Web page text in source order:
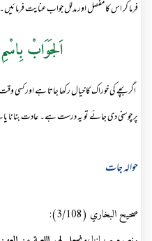
فرما کر اس کا مفصل اور مدلل جواب عنایت فرمائیں۔
اَلجَوَابْ
اگر بچے کی خوراک کا خیال رکھا جاتا ہے اور
پر چوسنی دی جائے تو یہ درست ہے۔ عادت بنانا
حوالہ جات
صحيح البخاري (3/108):